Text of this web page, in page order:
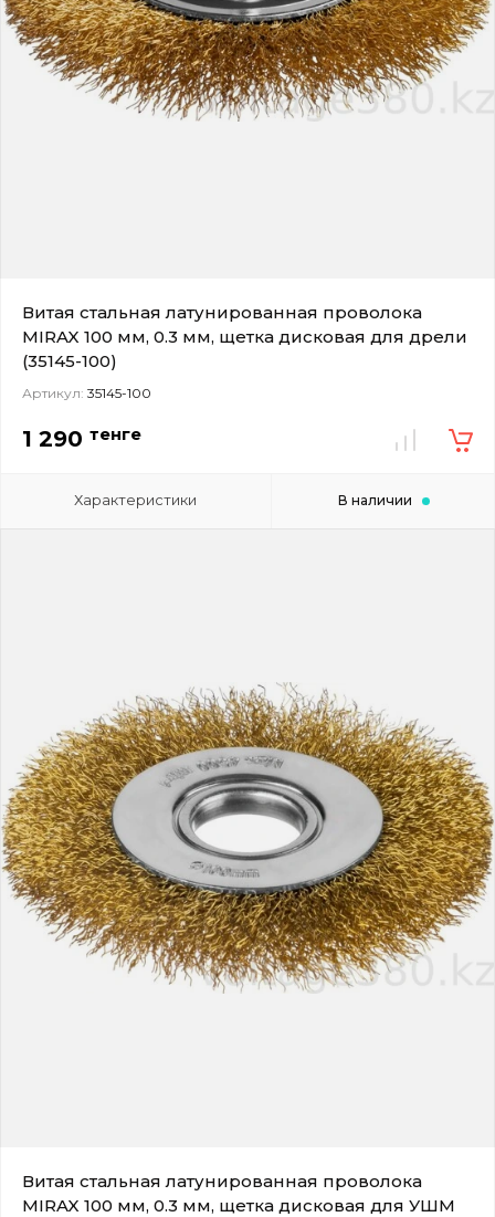
Витая стальная латунированная проволока
MIRAX 100 мм, 0.3 мм, щетка дисковая для дрели
(35145-100)
Артикул: 35145-100
1 290 тенге
Характеристики В наличии
Витая стальная латунированная проволока
MIRAX 100 мм, 0.3 мм, щетка дисковая для УШМ